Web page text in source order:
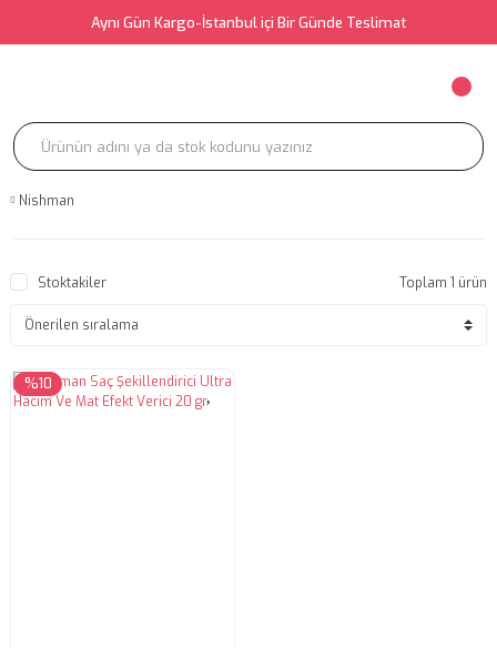
Aynı Gün Kargo-İstanbul içi Bir Günde Teslimat
Nishman
Stoktakiler Toplam 1 ürün
%10